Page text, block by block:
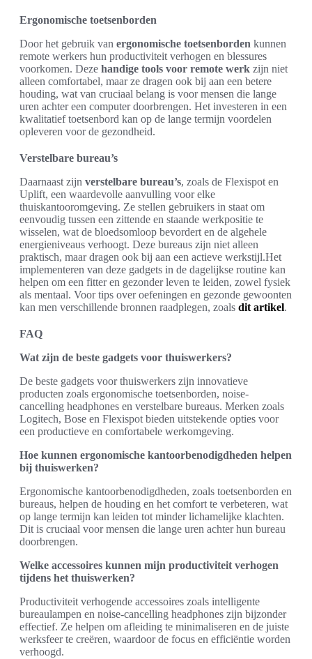
Ergonomische toetsenborden
Door het gebruik van ergonomische toetsenborden kunnen
remote werkers hun productiviteit verhogen en blessures
voorkomen. Deze handige tools voor remote werk zijn niet
alleen comfortabel, maar ze dragen ook bij aan een betere
houding, wat van cruciaal belang is voor mensen die lange
uren achter een computer doorbrengen. Het investeren in een
kwalitatief toetsenbord kan op de lange termijn voordelen
opleveren voor de gezondheid.
Verstelbare bureau’s
Daarnaast zijn verstelbare bureau’s, zoals de Flexispot en
Uplift, een waardevolle aanvulling voor elke
thuiskantooromgeving. Ze stellen gebruikers in staat om
eenvoudig tussen een zittende en staande werkpositie te
wisselen, wat de bloedsomloop bevordert en de algehele
energieniveaus verhoogt. Deze bureaus zijn niet alleen
praktisch, maar dragen ook bij aan een actieve werkstijl.Het
implementeren van deze gadgets in de dagelijkse routine kan
helpen om een fitter en gezonder leven te leiden, zowel fysiek
als mentaal. Voor tips over oefeningen en gezonde gewoonten
kan men verschillende bronnen raadplegen, zoals dit artikel.
FAQ
Wat zijn de beste gadgets voor thuiswerkers?
De beste gadgets voor thuiswerkers zijn innovatieve
producten zoals ergonomische toetsenborden, noise-
cancelling headphones en verstelbare bureaus. Merken zoals
Logitech, Bose en Flexispot bieden uitstekende opties voor
een productieve en comfortabele werkomgeving.
Hoe kunnen ergonomische kantoorbenodigdheden helpen
bij thuiswerken?
Ergonomische kantoorbenodigdheden, zoals toetsenborden en
bureaus, helpen de houding en het comfort te verbeteren, wat
op lange termijn kan leiden tot minder lichamelijke klachten.
Dit is cruciaal voor mensen die lange uren achter hun bureau
doorbrengen.
Welke accessoires kunnen mijn productiviteit verhogen
tijdens het thuiswerken?
Productiviteit verhogende accessoires zoals intelligente
bureaulampen en noise-cancelling headphones zijn bijzonder
effectief. Ze helpen om afleiding te minimaliseren en de juiste
werksfeer te creëren, waardoor de focus en efficiëntie worden
verhoogd.